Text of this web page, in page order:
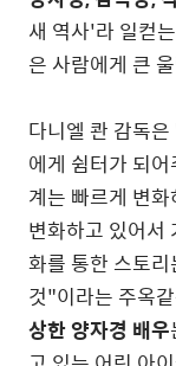
새 역사'라 일컫
은 사람에게 큰
다니엘 콴 감독
에게 쉼터가 되
계는 빠르게 변
변화하고 있어서
화를 통한 스토
것"이라는 주옥
상한 양자경 배우